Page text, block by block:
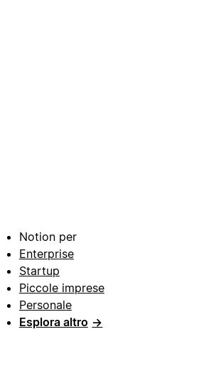
Notion per
Enterprise
Startup
Piccole imprese
Personale
Esplora altro →